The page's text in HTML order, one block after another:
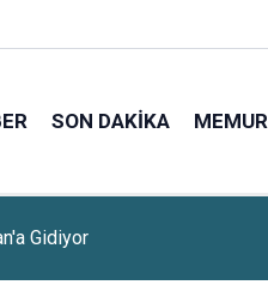
SON DAKIKA MEMUR
Başladı